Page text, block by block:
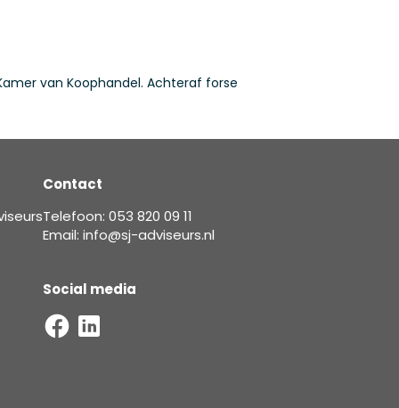
van Koophandel. Achteraf forse
Contact
Telefoon: 053 820 09 11
Email: info@sj-adviseurs.nl
Social media